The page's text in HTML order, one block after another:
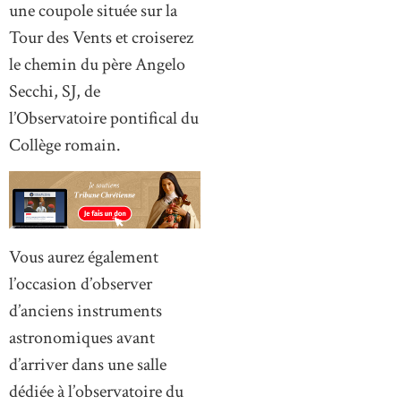
une coupole située sur la
Tour des Vents et croiserez
le chemin du père Angelo
Secchi, SJ, de
l’Observatoire pontifical du
Collège romain.
Vous aurez également
l’occasion d’observer
d’anciens instruments
astronomiques avant
d’arriver dans une salle
dédiée à l’observatoire du